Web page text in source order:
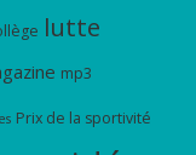
lutte
mp3
Prix de la sportivité